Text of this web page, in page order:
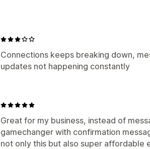
Connections keeps breaking down,
updates not happening constantly
Great for my business, instead of
gamechanger with confirmation
not only this but also super affordable